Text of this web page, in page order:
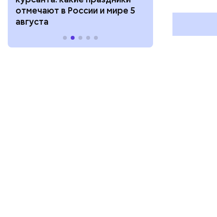
отмечают в России и мире 5
августа
и мире 4